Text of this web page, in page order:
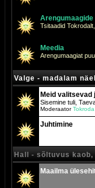
Tsitaadid
Meedia
Arengumaagiat
Valge - madalam
Meid valitsevad
Sisemine tuli,
ModeraatorTokroda
Juhtimine
Hall - sõltuvus
Maailma